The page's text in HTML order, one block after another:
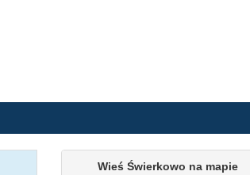
Wieś Świerkowo na mapie